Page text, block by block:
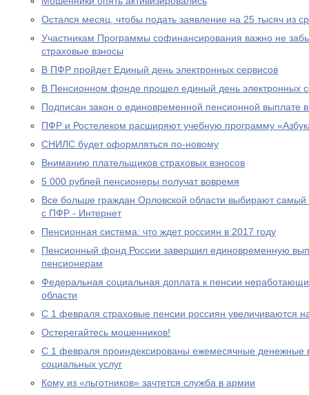
Остался месяц, чтобы подать заявление на 25 тысяч из
Участникам Программы софинансирования важно не
страховые взносы
В ПФР пройдет Единый день электронных сервисов
В Пенсионном фонде прошел единый день электронных
Подписан закон о единовременной пенсионной выплате
ПФР и Ростелеком расширяют учебную программу
СНИЛС будет оформляться по-новому
Вниманию плательщиков страховых взносов
5 000 рублей пенсионеры получат вовремя
Все больше граждан Орловской области выбирают
с ПФР - Интернет
Пенсионная система: что ждет россиян в 2017 году
Пенсионный фонд России завершил единовременную
пенсионерам
Федеральная социальная доплата к пенсии
области
С 1 февраля страховые пенсии россиян увеличиваются
Остерегайтесь мошенников!
С 1 февраля проиндексированы ежемесячные денежные
социальных услуг
Кому из «льготников» зачтется служба в армии